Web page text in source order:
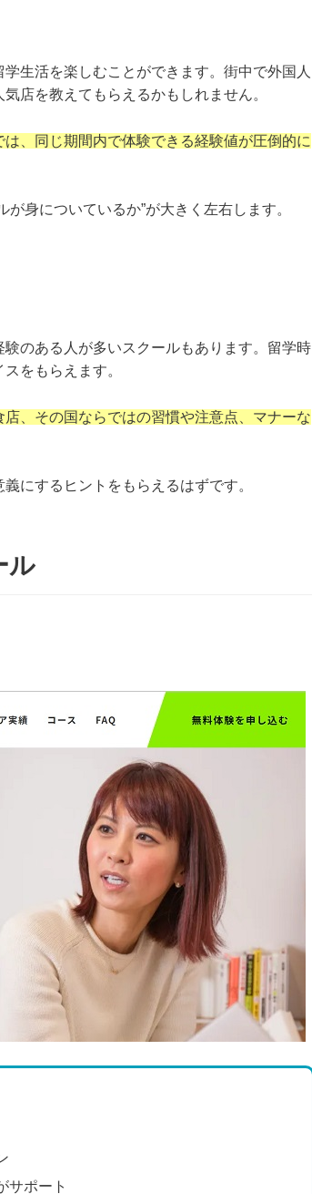
生活を楽しむことができます。街中で外国人
店を教えてもらえるかもしれません。
、同じ期間内で体験できる経験値が圧倒的に
身についているか”が大きく左右します。
のある人が多いスクールもあります。留学時
をもらえます。
、その国ならではの習慣や注意点、マナーな
にするヒントをもらえるはずです。
ル
サポート